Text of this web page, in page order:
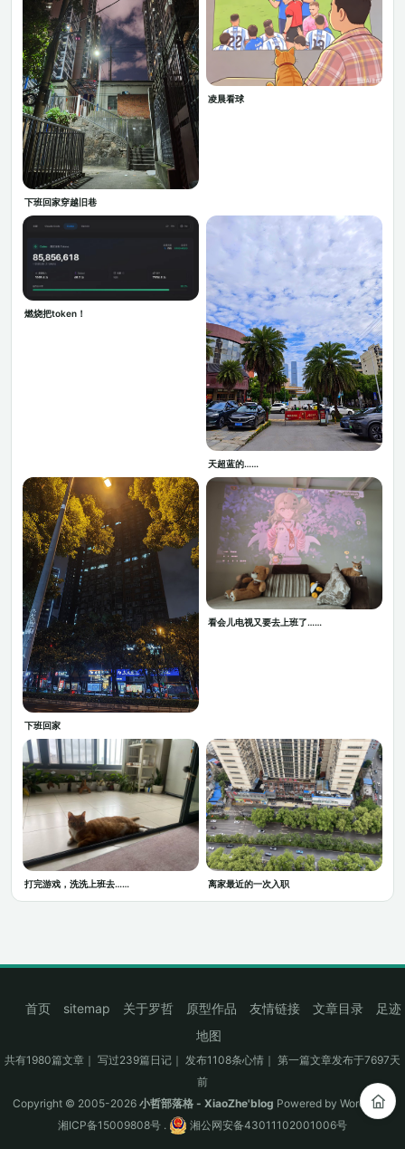
下班回家穿越旧巷
凌晨看球
燃烧把token！
天超蓝的……
下班回家
看会儿电视又要去上班了……
打完游戏，洗洗上班去…… 离家最近的一次入职
首页 sitemap 关于罗哲 原型作品 友情链接 文章目录
足迹
地图
共有1980篇文章｜ 写过239篇日记｜ 发布1108条心情｜ 第一篇文章发布于7697天
前
Copyright © 2005-2026 小哲部落格 - XiaoZhe'blog Powered by WordPress
湘ICP备15009808号 . 湘公网安备43011102001006号